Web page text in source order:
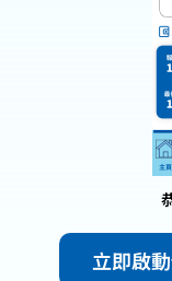
立即啟